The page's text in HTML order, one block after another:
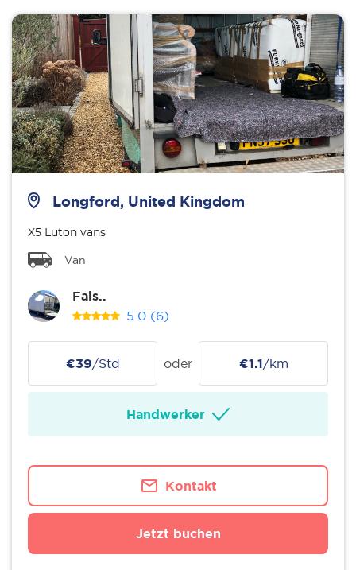
Longford, United Kingdom
X5 Luton vans
Van
Fais..
5.0 (6)
€39/Std oder €1.1/km
Handwerker
Kontakt
Jetzt buchen